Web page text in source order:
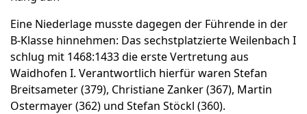
Eine Niederlage musste dagegen der Führende in der
B-Klasse hinnehmen: Das sechstplatzierte Weilenbach I
schlug mit 1468:1433 die erste Vertretung aus
Waidhofen I. Verantwortlich hierfür waren Stefan
Breitsameter (379), Christiane Zanker (367), Martin
Ostermayer (362) und Stefan Stöckl (360).